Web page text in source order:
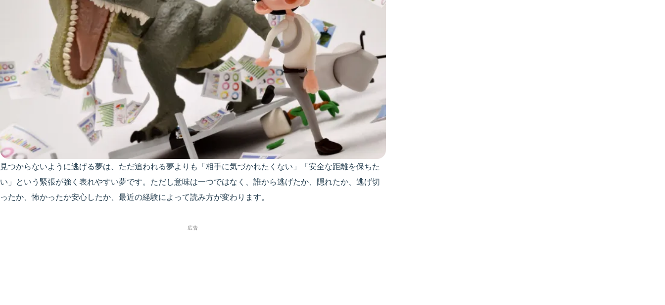
見つからないように逃げる夢は、ただ追われる夢よりも「相手に気づかれたくない」「安全な距離を保ちた
い」という緊張が強く表れやすい夢です。ただし意味は一つではなく、誰から逃げたか、隠れたか、逃げ切
ったか、怖かったか安心したか、最近の経験によって読み方が変わります。
広告